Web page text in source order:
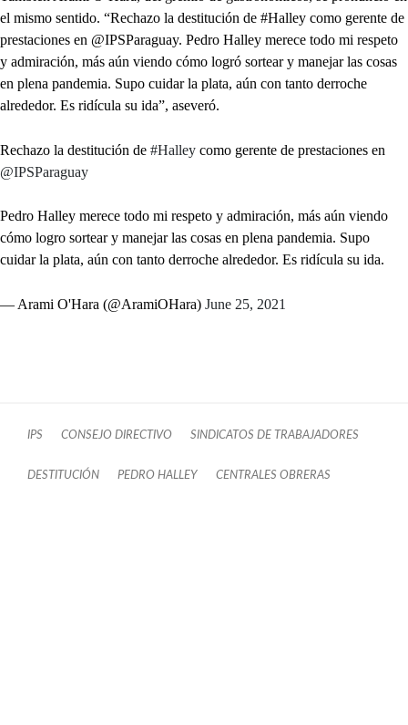
el mismo sentido. “Rechazo la destitución de #Halley como gerente de
prestaciones en @IPSParaguay. Pedro Halley merece todo mi respeto
y admiración, más aún viendo cómo logró sortear y manejar las cosas
en plena pandemia. Supo cuidar la plata, aún con tanto derroche
alrededor. Es ridícula su ida”, aseveró.
Rechazo la destitución de #Halley como gerente de prestaciones en
@IPSParaguay
Pedro Halley merece todo mi respeto y admiración, más aún viendo
cómo logro sortear y manejar las cosas en plena pandemia. Supo
cuidar la plata, aún con tanto derroche alrededor. Es ridícula su ida.
— Arami O'Hara (@AramiOHara) June 25, 2021
IPS CONSEJO DIRECTIVO SINDICATOS DE TRABAJADORES
DESTITUCIÓN PEDRO HALLEY CENTRALES OBRERAS